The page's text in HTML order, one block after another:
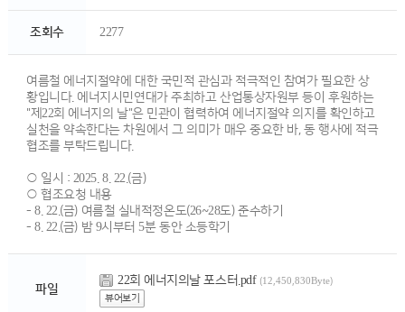
조회수 2277
여름철 에너지절약에 대한 국민적 관심과 적극적인 참여가 필요한 상
황입니다. 에너지시민연대가 주최하고 산업통상자원부 등이 후원하는
"제22회 에너지의 날"은 민관이 협력하여 에너지절약 의지를 확인하고
실천을 약속한다는 차원에서 그 의미가 매우 중요한 바, 동 행사에 적극
협조를 부탁드립니다.
○ 일시 : 2025. 8. 22.(금)
○ 협조요청 내용
- 8. 22.(금) 여름철 실내적정온도(26~28도) 준수하기
- 8. 22.(금) 밤 9시부터 5분 동안 소등학기
파일
22회 에너지의날 포스터.pdf (12,450,830Byte)
뷰어보기